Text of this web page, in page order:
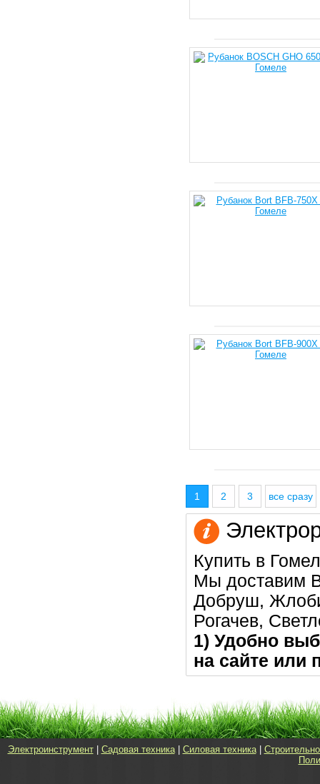
1 2 3 все сразу
Купить в
Мы доставим
Добруш,
Рогачев,
1) Удобно
на сайте или
Электроинструмент| Садовая техника| Силовая техника|